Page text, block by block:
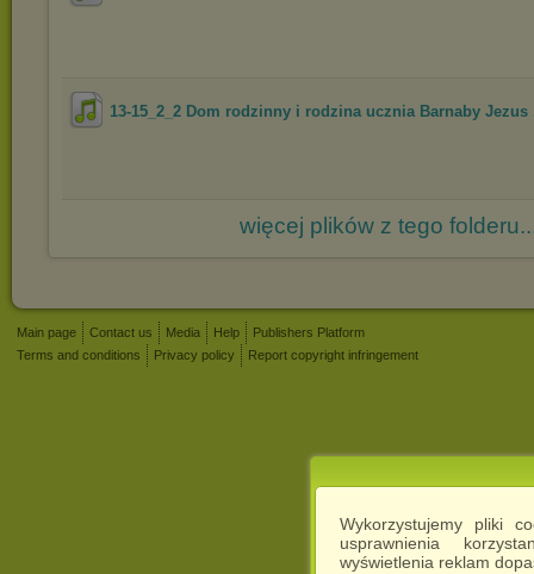
Wykorzystujemy pliki
usprawnienia
wyświetlenia reklam
13-15_2_2 Dom rodzinny i rodzina ucznia Barnaby Jezus
więcej plików z tego
Main page Contact us Media Help
Publishers Platform
Terms and conditions
Privacy policy Report copyright infringement